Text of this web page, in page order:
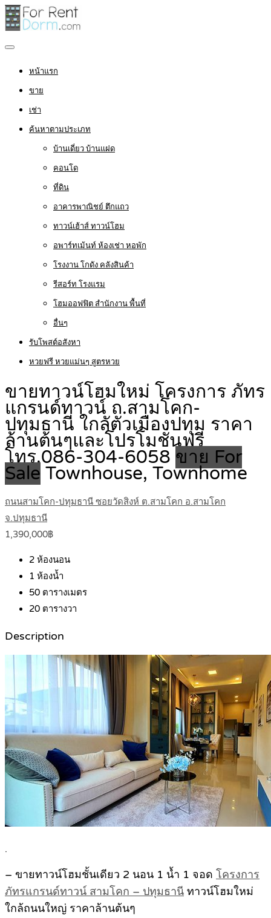
หน้าแรก
ขาย
เช่า
ค้นหาตามประเภท
บ้านเดี่ยว บ้านแฝด
คอนโด
ที่ดิน
อาคารพาณิชย์ ตึกแถว
ทาวน์เฮ้าส์ ทาวน์โฮม
อพาร์ทเม้นท์ ห้องเช่า หอพัก
โรงงาน โกดัง คลังสินค้า
รีสอร์ท โรงแรม
โฮมออฟฟิต สำนักงาน พื้นที่
อื่นๆ
รับโพสต์อสังหา
หวยฟรี หวยแม่นๆ สูตรหวย
ขายทาวน์โฮมใหม่ โครงการ ภัทร
แกรนด์ทาวน์ ถ.สามโคก-
ปทุมธานี ใกลัตัวเมืองปทุม ราคา
ล้านต้นๆและโปรโมชั่นฟรี
โทร.086-304-6058 ขาย For
Sale Townhouse, Townhome
ถนนสามโคก-ปทุมธานี ซอยวัดสิงห์ ต.สามโคก อ.สามโคก
จ.ปทุมธานี
1,390,000฿
2 ห้องนอน
1 ห้องน้ำ
50 ตารางเมตร
20 ตารางวา
Description
.
– ขายทาวน์โฮมชั้นเดียว 2 นอน 1 น้ำ 1 จอด โครงการ
ภัทรแกรนด์ทาวน์ สามโคก – ปทุมธานี ทาวน์โฮมใหม่
ใกล้ถนนใหญ่ ราคาล้านต้นๆ